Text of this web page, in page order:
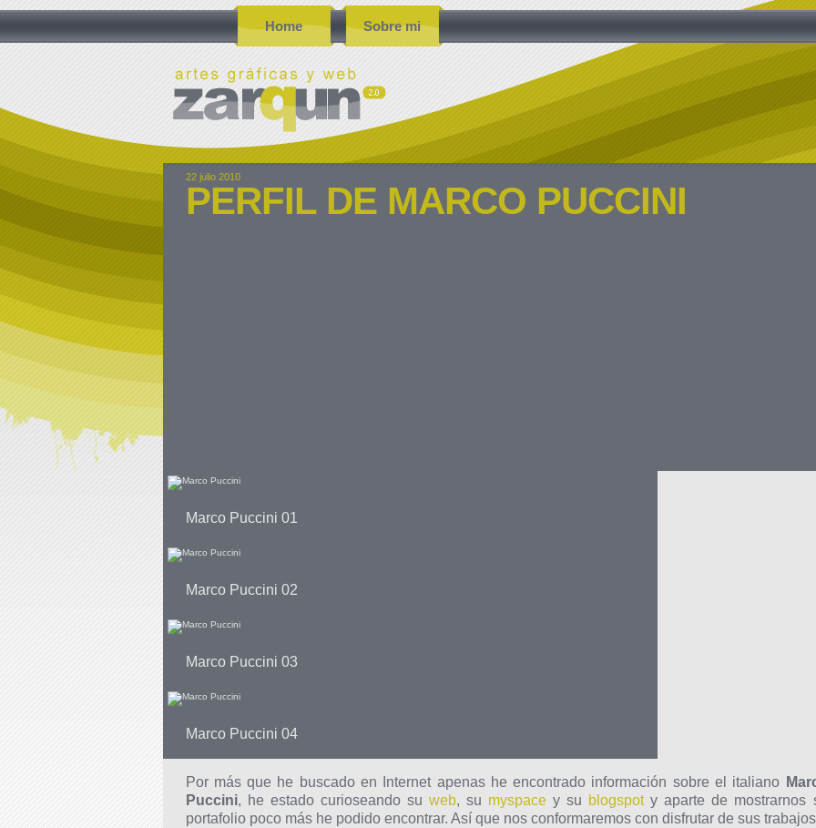
Home Sobre mi
22 julio 2010
PERFIL DE MARCO PUCCINI
Marco Puccini 01
Marco Puccini 02
Marco Puccini 03
Marco Puccini 04
Por más que he buscado en Internet apenas he encontrado información sobre el italiano
Puccini, he estado curioseando su web, su myspacey su blogspoty aparte de mostrarnos
portafolio poco más he podido encontrar. Así que nos conformaremos con disfrutar de sus